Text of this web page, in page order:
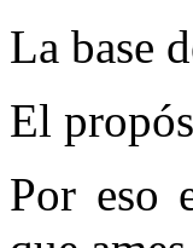
La base
El
Por eso